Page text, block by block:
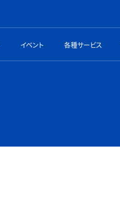
イベント 各種サービス